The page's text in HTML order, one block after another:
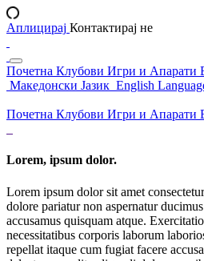
Аплицирај Контактирај не
Почетна Клубови Игри и Апарати
Македонски Јазик English
Почетна Клубови Игри и Апарати
Lorem, ipsum dolor.
Lorem ipsum dolor sit amet
dolore pariatur non aspernatur
accusamus quisquam atque.
necessitatibus corporis laborum
repellat itaque cum fugiat facere